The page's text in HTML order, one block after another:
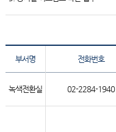
부서명 전화번호
녹색전환실 02-2284-1940